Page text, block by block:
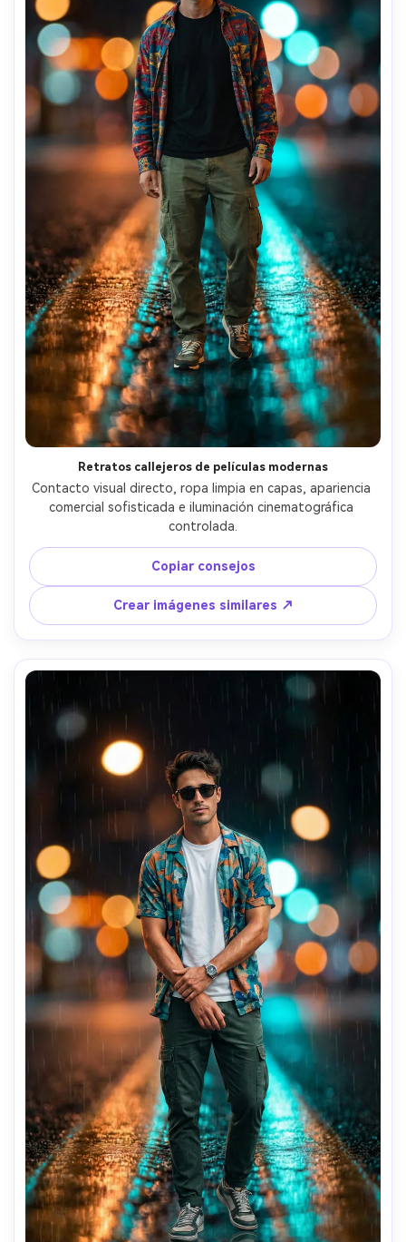
Retratos callejeros de películas modernas
Contacto visual directo, ropa limpia en capas, apariencia
comercial sofisticada e iluminación cinematográfica
controlada.
Copiar consejos
Crear imágenes similares ↗